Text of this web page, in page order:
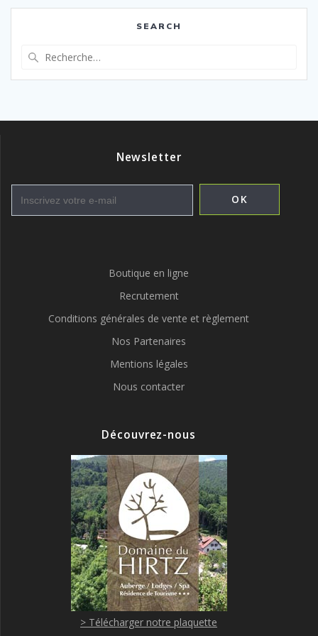
SEARCH
:
Newsletter
Boutique en ligne
Recrutement
Conditions générales de vente et règlement
Nos Partenaires
Mentions légales
Nous contacter
Découvrez-nous
> Télécharger notre plaquette